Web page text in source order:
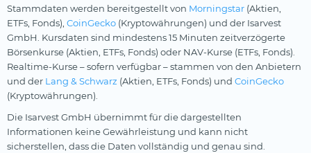
Stammdaten werden bereitgestellt von Morningstar (Aktien,
ETFs, Fonds), CoinGecko (Kryptowährungen) und der Isarvest
GmbH. Kursdaten sind mindestens 15 Minuten zeitverzögerte
Börsenkurse (Aktien, ETFs, Fonds) oder NAV-Kurse (ETFs, Fonds).
Realtime-Kurse – sofern verfügbar – stammen von den Anbietern
und der Lang & Schwarz (Aktien, ETFs, Fonds) und CoinGecko
(Kryptowährungen).
Die Isarvest GmbH übernimmt für die dargestellten
Informationen keine Gewährleistung und kann nicht
sicherstellen, dass die Daten vollständig und genau sind.